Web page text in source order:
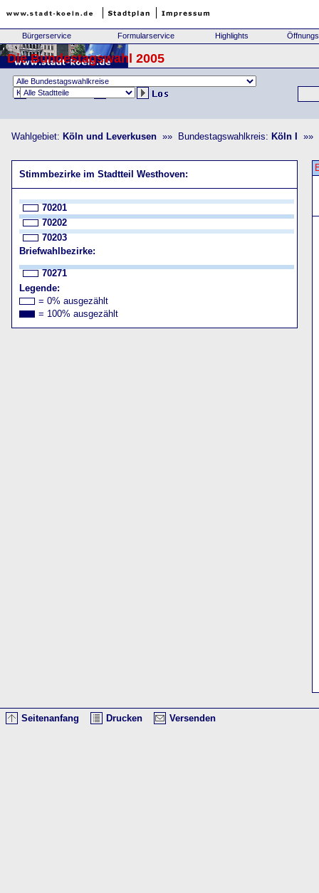
Bürgerservice Formularservice Highlights
Die Bundestagswahl 2005
Wahlgebiet: Köln und Leverkusen »» Bundestagswahlkreis: Köln I »»
Stimmbezirke im Stadtteil Westhoven:
70201
70202
70203
Briefwahlbezirke:
70271
Legende:
= 0% ausgezählt
= 100% ausgezählt
Seitenanfang Drucken Versenden